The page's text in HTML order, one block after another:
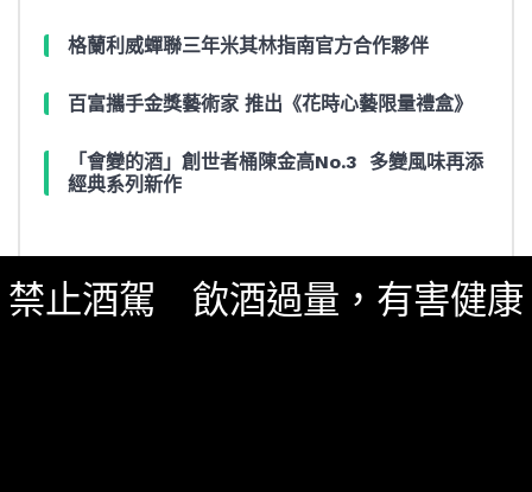
格蘭利威蟬聯三年米其林指南官方合作夥伴
百富攜手金獎藝術家 推出《花時心藝限量禮盒》
「會變的酒」創世者桶陳金高No.3 多變風味再添
經典系列新作
禁止酒駕 飲酒過量，有害健康